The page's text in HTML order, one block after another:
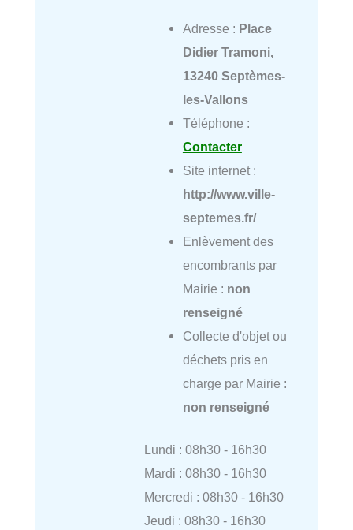
Adresse : Place
Didier Tramoni,
13240 Septèmes-
les-Vallons
Téléphone :
Contacter
Site internet :
http://www.ville-
septemes.fr/
Enlèvement des
encombrants par
Mairie : non
renseigné
Collecte d'objet ou
déchets pris en
charge par Mairie :
non renseigné
Lundi : 08h30 - 16h30
Mardi : 08h30 - 16h30
Mercredi : 08h30 - 16h30
Jeudi : 08h30 - 16h30